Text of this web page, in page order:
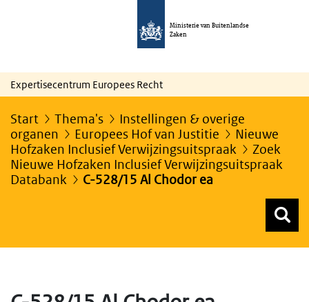
Ministerie van Buitenlandse
Zaken
Expertisecentrum Europees Recht
Start Thema's
Instellingen & overige
organen
Europees Hof van Justitie
Nieuwe
Hofzaken Inclusief Verwijzingsuitspraak
Zoek
Nieuwe Hofzaken Inclusief Verwijzingsuitspraak
Databank
C-528/15 Al Chodor ea